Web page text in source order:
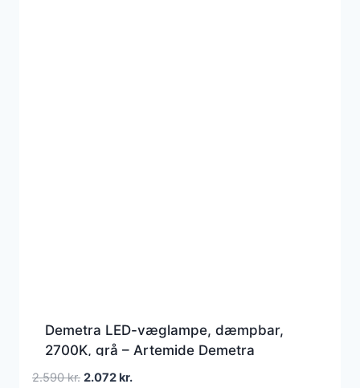
Demetra LED-væglampe, dæmpbar,
2700K, grå – Artemide Demetra
Spotlight – Stue – Design – Metal – Rund
2.590kr. Den
2.072kr.Den